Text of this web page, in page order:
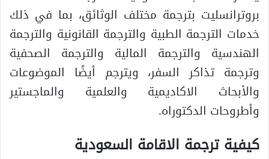
بروترانسليت بترجمة مختلف الوثائق، بما في ذلك
خدمات الترجمة الطبية والترجمة القانونية والترجمة
الهندسية والترجمة المالية والترجمة الصحفية
وترجمة تذاكر السفر، ويترجم أيضًا الموضوعات
والأبحاث الاكاديمية والعلمية والماجستير
وأطروحات الدكتوراه.
كيفية ترجمة الاقامة السعودية